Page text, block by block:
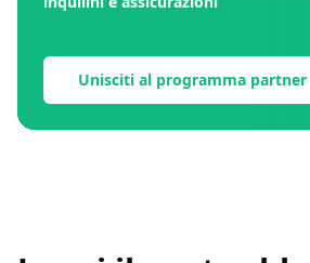
Unisciti al programma partner